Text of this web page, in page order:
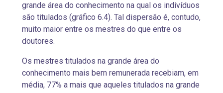
grande área do conhecimento na qual os indivíduos
são titulados (gráfico 6.4). Tal dispersão é, contudo,
muito maior entre os mestres do que entre os
doutores.
Os mestres titulados na grande área do
conhecimento mais bem remunerada recebiam, em
média, 77% a mais que aqueles titulados na grande